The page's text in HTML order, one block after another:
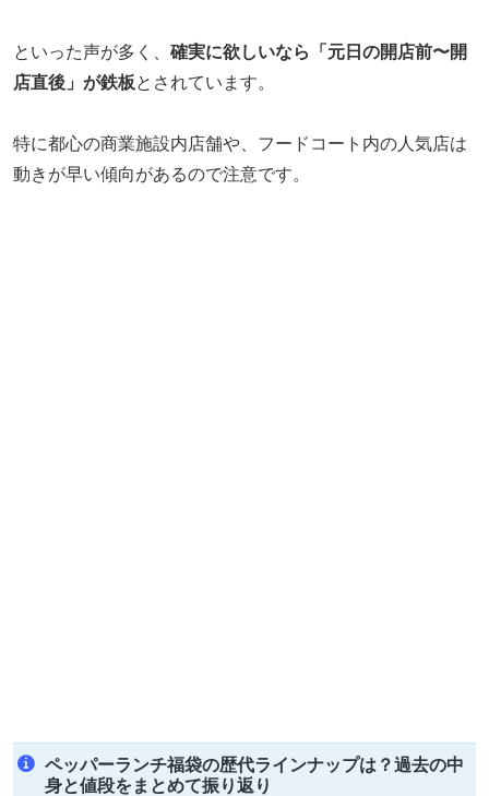
といった声が多く、 確実に欲しいなら「元日の開店前〜開
店直後」が鉄板とされています。
特に都心の商業施設内店舗や、フードコート内の人気店は
動きが早い傾向があるので注意です。
ペッパーランチ福袋の歴代ラインナップは？過去の中
身と値段をまとめて振り返り